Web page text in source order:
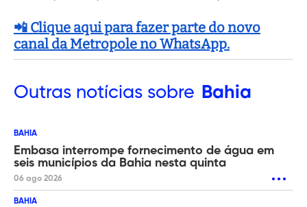
📲 Clique aqui para fazer parte do novo
canal da Metropole no WhatsApp.
Outras notícias sobre Bahia
BAHIA
Embasa interrompe fornecimento de água em
seis municípios da Bahia nesta quinta
06 ago 2026
BAHIA